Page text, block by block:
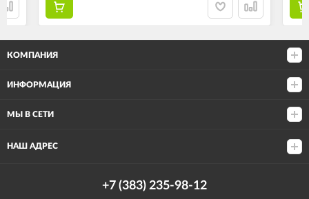
КОМПАНИЯ
ИНФОРМАЦИЯ
МЫ В СЕТИ
НАШ АДРЕС
+7 (383) 235-98-12